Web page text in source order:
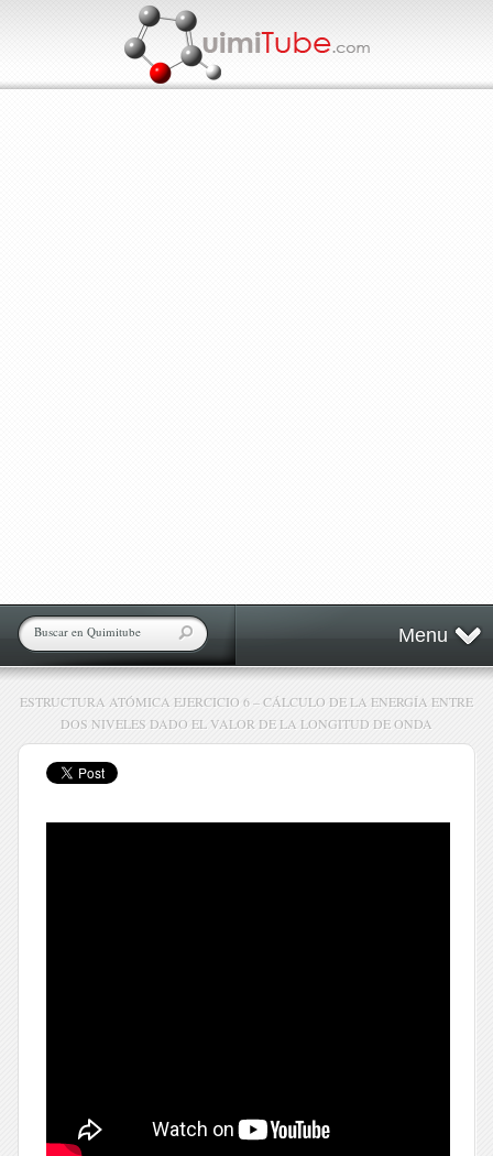
Menu
ESTRUCTURA ATÓMICA EJERCICIO 6 – CÁLCULO DE LA ENERGÍA ENTRE
DOS NIVELES DADO EL VALOR DE LA LONGITUD DE ONDA